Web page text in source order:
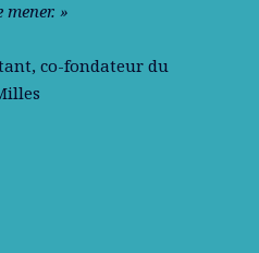
»
co-fondateur du